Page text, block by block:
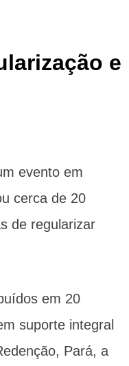
e
evento em
cerca de 20
de regularizar
em 20
suporte integral
Pará, a